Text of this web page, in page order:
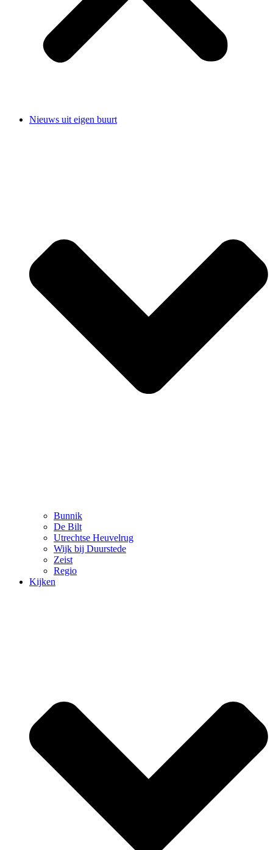
Nieuws uit eigen buurt
Bunnik
De Bilt
Utrechtse Heuvelrug
Wijk bij Duurstede
Zeist
Regio
Kijken